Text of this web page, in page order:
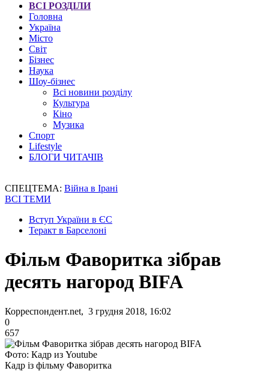
ВСІ РОЗДІЛИ
Головна
Україна
Місто
Світ
Бізнес
Наука
Шоу-бізнес
Всі новини розділу
Культура
Кіно
Музика
Спорт
Lifestyle
БЛОГИ ЧИТАЧІВ
СПЕЦТЕМА: Війна в Ірані
ВСІ ТЕМИ
Вступ України в ЄС
Теракт в Барселоні
Фільм Фаворитка зібрав
десять нагород BIFA
Корреспондент.net, 3 грудня 2018, 16:02
0
657
Фото: Кадр из Youtube
Кадр із фільму Фаворитка